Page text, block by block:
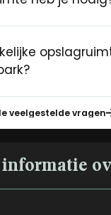
veelgestelde vragen